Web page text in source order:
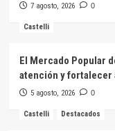
7 agosto, 2026 0
Castelli
El Mercado Popular
atención y fortalecer
5 agosto, 2026 0
Castelli Destacados